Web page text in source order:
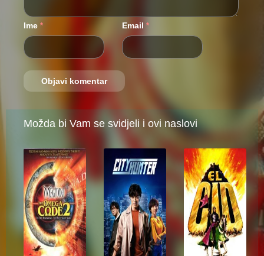
Ime * Email *
Možda bi Vam se svidjeli i ovi naslovi